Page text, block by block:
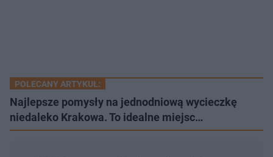
POLECANY ARTYKUŁ:
Najlepsze pomysły na jednodniową wycieczkę
niedaleko Krakowa. To idealne miejsc…